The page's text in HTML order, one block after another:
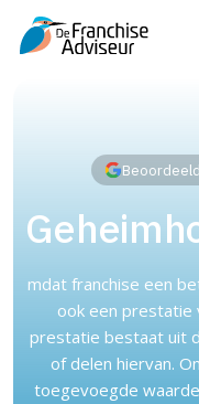
mdat franchise een
ook een
prestatie bestaat uit
of delen hiervan.
toegevoegde